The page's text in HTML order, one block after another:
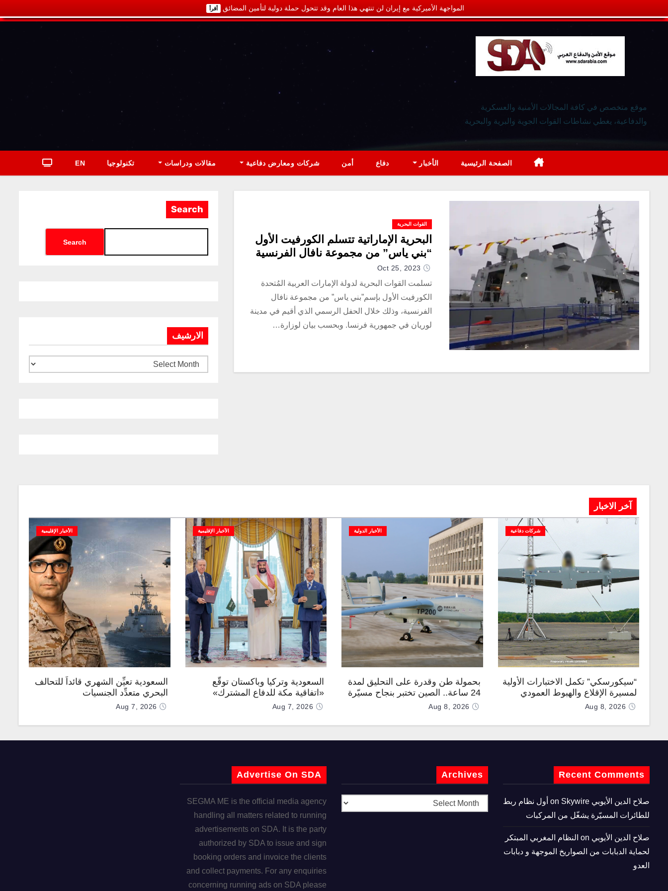
المواجهة الأميركية مع إيران لن تنتهي هذا العام وقد تتحول حملة دولية لتأمين المضائق أقرأ
موقع متخصص في كافة المجالات الأمنية والعسكرية
والدفاعية، يغطي نشاطات القوات الجوية والبرية والبحرية
الصفحة الرئيسية الأخبار دفاع أمن شركات ومعارض دفاعية مقالات ودراسات تكنولوجيا EN
القوات البحرية
البحرية الإماراتية تتسلم الكورفيت الأول
“بني ياس” من مجموعة نافال الفرنسية
Oct 25, 2023
تسلمت القوات البحرية لدولة الإمارات العربية المُتحدة
الكورفيت الأول بإسم”بني ياس” من مجموعة نافال
الفرنسية، وذلك خلال الحفل الرسمي الذي أقيم في مدينة
لوريان في جمهورية فرنسا. وبحسب بيان لوزارة…
Search
Search
الارشيف
آخر الاخبار
شركات دفاعية
“سيكورسكي” تكمل الاختبارات الأولية
لمسيرة الإقلاع والهبوط العمودي
“نوماد 100”Aug 8, 2026
الأخبار الدولية
بحمولة طن وقدرة على التحليق لمدة
24 ساعة.. الصين تختبر بنجاح مسيّرة
“TP200”
Aug 8, 2026
الأخبار الإقليمية
السعودية وتركيا وباكستان توقّع
«اتفاقية مكة للدفاع المشترك»
Aug 7, 2026
الأخبار الإقليمية
السعودية تعيِّن الشهري قائداً للتحالف
البحري متعدِّد الجنسيات
Aug 7, 2026
Recent Comments
صلاح الدين الأيوبي
Skywire أول نظام ربط
للطائرات المسيّرة يشغّل من المركبات
صلاح الدين الأيوبي
النظام المغربي المبتكر
لحماية الدبابات من الصواريخ الموجهة و دبابات
العدو
Archives
Advertise On SDA
SEGMA ME is the official media agency
handling all matters related to running
advertisements on SDA. It is the party
authorized by SDA to issue and sign
booking orders and invoice the clients
and collect payments. For any enquiries
concerning running ads on SDA please